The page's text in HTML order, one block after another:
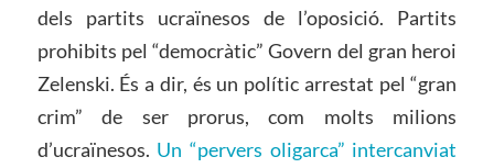
dels partits ucraïnesos de l’oposició. Partits
prohibits pel “democràtic” Govern del gran heroi
Zelenski. És a dir, és un polític arrestat pel “gran
crim” de ser prorus, com molts milions
d’ucraïnesos. Un “pervers oligarca” intercanviat